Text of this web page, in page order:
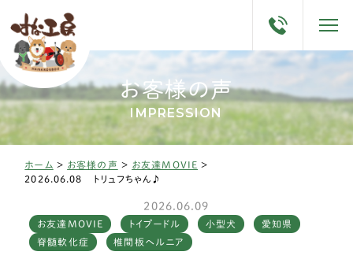
お客様の声
IMPRESSION
ホーム > お客様の声 > お友達MOVIE >
2026.06.08 トリュフちゃん♪
2026.06.09
お友達MOVIE トイプードル 小型犬
愛知県
脊髄軟化症
椎間板ヘルニア